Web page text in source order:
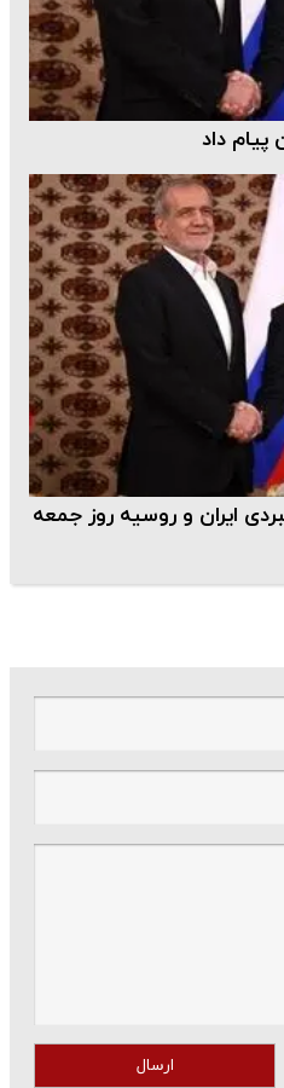
داد
ایران و روسیه روز جمعه
ارسال